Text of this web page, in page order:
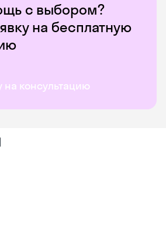
с выбором?
на бесплатную
на консультацию